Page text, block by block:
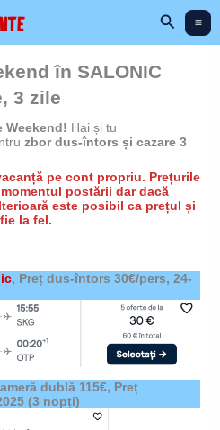
Search
în SALONIC
3 zile
Weekend! Hai și tu
zbor dus-întors și cazare 3
pe cont propriu. Prețurile
postării dar dacă
este posibil ca prețul și
la fel.
, Preț dus-întors 30€/pers, 24-
dublă 115€, Preț
(3 nopți)